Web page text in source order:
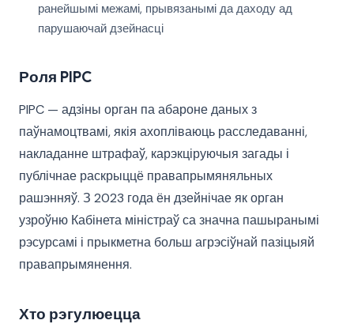
ранейшымі межамі, прывязанымі да даходу ад
парушаючай дзейнасці
Роля PIPC
PIPC — адзіны орган па абароне даных з
паўнамоцтвамі, якія ахопліваюць расследаванні,
накладанне штрафаў, карэкціруючыя загады і
публічнае раскрыццё правапрымяняльных
рашэнняў. З 2023 года ён дзейнічае як орган
узроўню Кабінета міністраў са значна пашыранымі
рэсурсамі і прыкметна больш агрэсіўнай пазіцыяй
правапрымянення.
Хто рэгулюецца